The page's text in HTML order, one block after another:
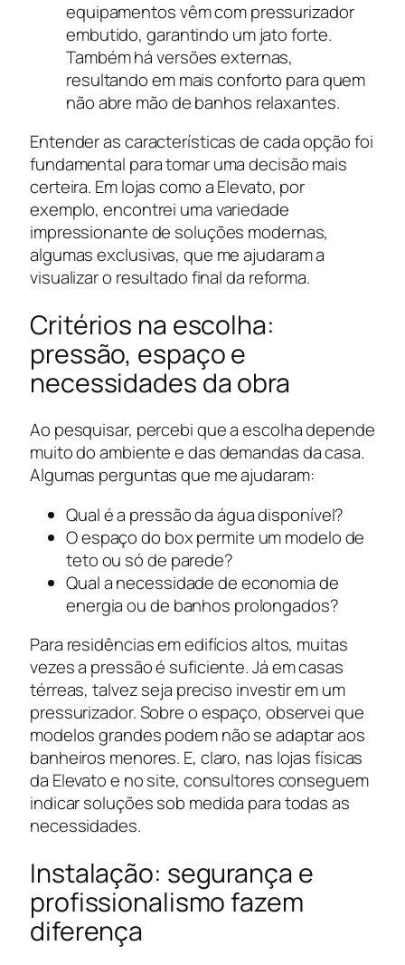
equipamentos vêm com pressurizador
embutido, garantindo um jato forte.
Também há versões externas,
resultando em mais conforto para quem
não abre mão de banhos relaxantes.
Entender as características de cada opção foi
fundamental para tomar uma decisão mais
certeira. Em lojas como a Elevato, por
exemplo, encontrei uma variedade
impressionante de soluções modernas,
algumas exclusivas, que me ajudaram a
visualizar o resultado final da reforma.
Critérios na escolha:
pressão, espaço e
necessidades da obra
Ao pesquisar, percebi que a escolha depende
muito do ambiente e das demandas da casa.
Algumas perguntas que me ajudaram:
Qual é a pressão da água disponível?
O espaço do box permite um modelo de
teto ou só de parede?
Qual a necessidade de economia de
energia ou de banhos prolongados?
Para residências em edifícios altos, muitas
vezes a pressão é suficiente. Já em casas
térreas, talvez seja preciso investir em um
pressurizador. Sobre o espaço, observei que
modelos grandes podem não se adaptar aos
banheiros menores. E, claro, nas lojas físicas
da Elevato e no site, consultores conseguem
indicar soluções sob medida para todas as
necessidades.
Instalação: segurança e
profissionalismo fazem
diferença